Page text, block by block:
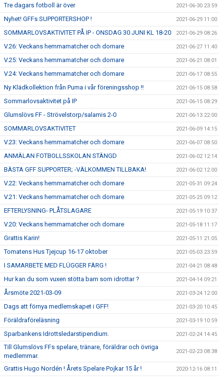
Tre dagars fotboll är över 2021-06-30 23:59
Nyhet! GFFs SUPPORTERSHOP ! 2021-06-29 11:00
SOMMARLOVSAKTIVITET PÅ IP - ONSDAG 30 JUNI KL 18-20 2021-06-29 08:26
V.26: Veckans hemmamatcher och domare 2021-06-27 11:40
V.25: Veckans hemmamatcher och domare 2021-06-21 08:01
V.24: Veckans hemmamatcher och domare 2021-06-17 08:55
Ny Klädkollektion från Puma i vår föreningsshop !! 2021-06-15 08:58
Sommarlovsaktivitet på IP 2021-06-15 08:29
Glumslövs FF - Strövelstorp/salamis 2-0 2021-06-13 22:00
SOMMARLOVSAKTIVITET 2021-06-09 14:15
V.23: Veckans hemmamatcher och domare 2021-06-07 08:50
ANMÄLAN FOTBOLLSSKOLAN STÄNGD 2021-06-02 12:14
BÄSTA GFF SUPPORTER; -VÄLKOMMEN TILLBAKA! 2021-06-02 12:00
V.22: Veckans hemmamatcher och domare 2021-05-31 09:24
V.21: Veckans hemmamatcher och domare 2021-05-25 09:12
EFTERLYSNING- PLÅTSLAGARE 2021-05-19 10:37
V.20: Veckans hemmamatcher och domare 2021-05-18 11:17
Grattis Karin! 2021-05-11 21:05
Tomatens Hus Tjejcup 16-17 oktober 2021-05-03 23:59
I SAMARBETE MED FLÜGGER FÄRG ! 2021-04-21 08:48
Hur kan du som vuxen stötta barn som idrottar ? 2021-04-14 09:21
Årsmöte 2021-03-09 2021-03-24 12:00
Dags att förnya medlemskapet i GFF! 2021-03-20 10:45
Föräldraföreläsning 2021-03-19 10:59
Sparbankens Idrottsledarstipendium. 2021-02-24 14:45
Till Glumslövs FFs spelare, tränare, föräldrar och övriga
medlemmar.
2021-02-23 08:38
Grattis Hugo Nordén ! Årets Spelare Pojkar 15 år ! 2020-12-16 08:11